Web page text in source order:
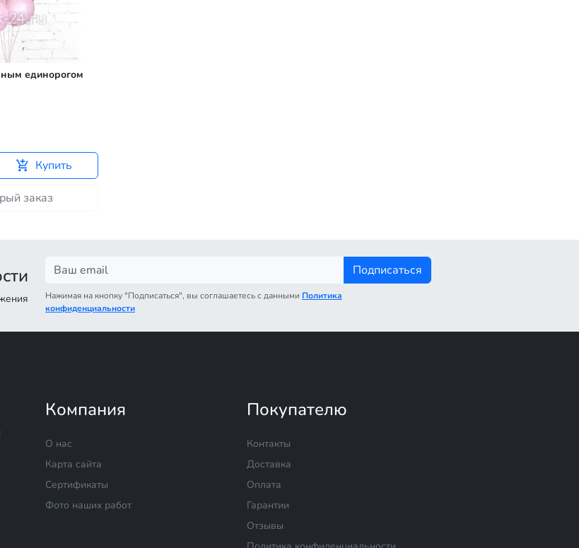
единорогом
Купить
заказ
Подписаться
Нажимая на кнопку "Подписаться", вы соглашаетесь с данными Политика
конфиденциальности
Компания
О нас
Карта сайта
Сертификаты
Фото наших работ
Покупателю
Контакты
Доставка
Оплата
Гарантии
Отзывы